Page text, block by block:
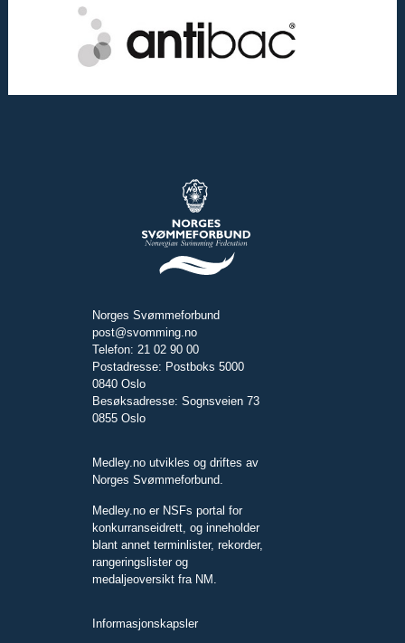
Norges Svømmeforbund
post@svomming.no
Telefon: 21 02 90 00
Postadresse: Postboks 5000
0840 Oslo
Besøksadresse: Sognsveien 73
0855 Oslo
Medley.no utvikles og driftes av
Norges Svømmeforbund.
Medley.no er NSFs portal for
konkurranseidrett, og inneholder
blant annet terminlister, rekorder,
rangeringslister og
medaljeoversikt fra NM.
Informasjonskapsler